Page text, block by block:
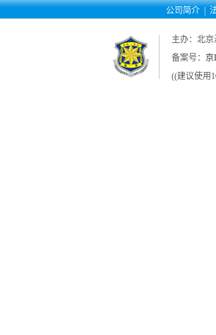
公司简介 |
主办：北
备案号： 京
((建议使用